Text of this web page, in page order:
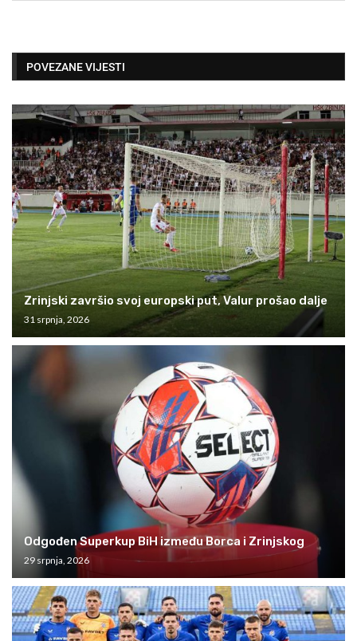
POVEZANE VIJESTI
Zrinjski završio svoj europski put, Valur prošao dalje
31 srpnja, 2026
Odgođen Superkup BiH između Borca i Zrinjskog
29 srpnja, 2026